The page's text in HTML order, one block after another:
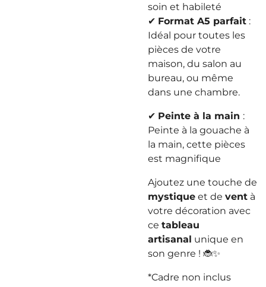
soin et habileté
✔ Format A5 parfait :
Idéal pour toutes les
pièces de votre
maison, du salon au
bureau, ou même
dans une chambre.
✔ Peinte à la main :
Peinte à la gouache à
la main, cette pièces
est magnifique
Ajoutez une touche de
mystique et de vent à
votre décoration avec
ce tableau
artisanal unique en
son genre ! 🐞✨
*Cadre non inclus